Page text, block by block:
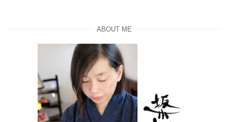
ABOUT ME